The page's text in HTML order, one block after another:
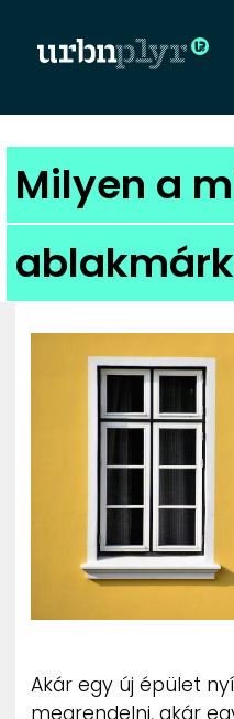
Milyen a
Akár egy új épület
megrendelni, akár